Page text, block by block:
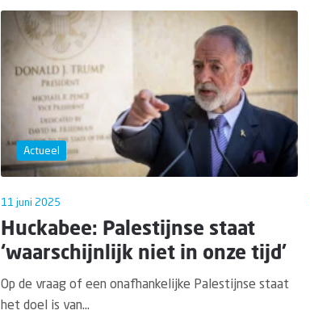
Actueel
11 juni 2025
Huckabee: Palestijnse staat
‘waarschijnlijk niet in onze tijd’
Op de vraag of een onafhankelijke Palestijnse staat
het doel is van...